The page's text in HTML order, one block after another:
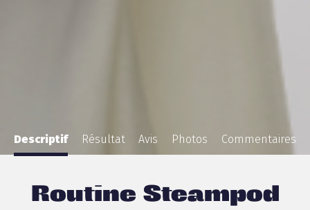
Descriptif Résultat Avis Photos Commentaires
Routine Steampod